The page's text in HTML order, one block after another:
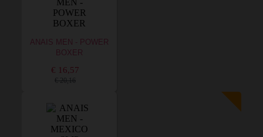
ANAIS MEN - POWER
BOXER
€ 16,57
€ 20,16